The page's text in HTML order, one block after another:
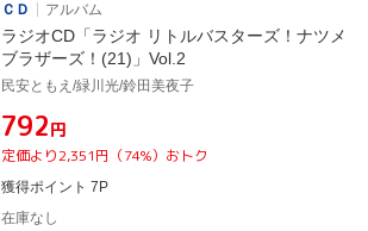
ＣＤ
アルバム
ラジオCD「ラジオ リトルバスターズ！ナツメ
ブラザーズ！(21)」Vol.2
民安ともえ/緑川光/鈴田美夜子
¥792円
定価より2,351円（74%）おトク
獲得ポイント 7P
在庫なし